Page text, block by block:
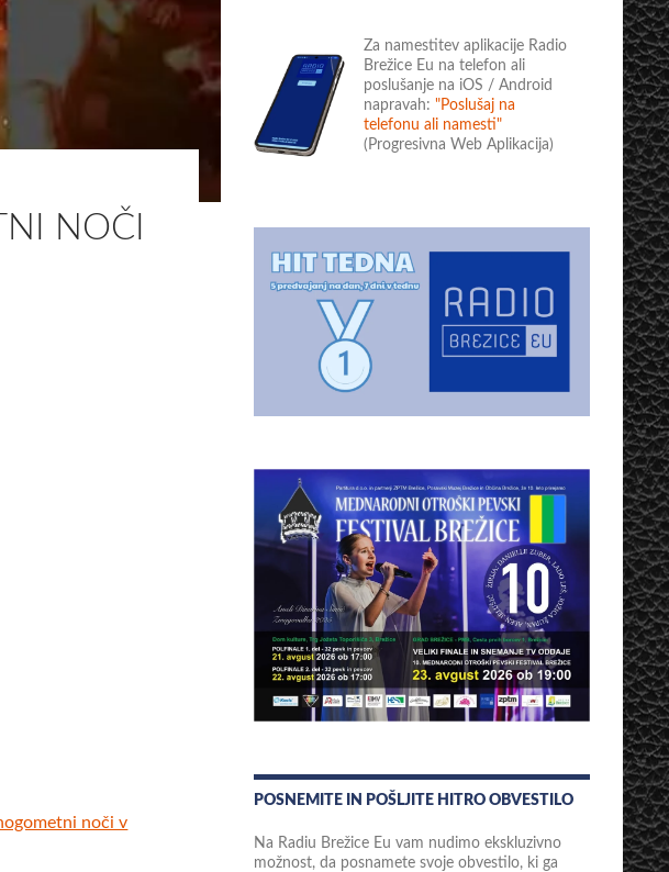
NOČI
noči v
Za namestitev aplikacije Radio
Brežice Eu na telefon ali
poslušanje na iOS / Android
napravah: "Poslušaj na
telefonu ali namesti"
(Progresivna Web Aplikacija)
POSNEMITE IN POŠLJITE HITRO OBVESTILO
Na Radiu Brežice Eu vam nudimo ekskluzivno
možnost, da posnamete svoje obvestilo, ki ga